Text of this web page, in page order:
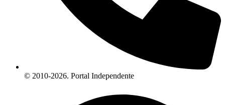
© 2010-2026. Portal Independente